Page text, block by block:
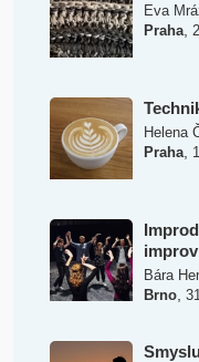
Eva
Praha,
Helena
Praha,
Bára
Brno,